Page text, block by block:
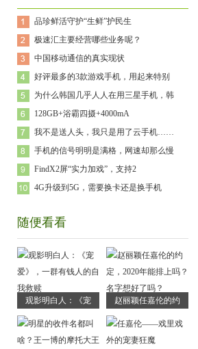
品珍鲜活守护“生鲜”护民生
极速汇主要经营哪些业务呢？
中国移动通信的真实现状
好评最多的3款游戏手机，用起来特别
为什么韩国几乎人人在用三星手机，韩
128GB+浴霸四摄+4000mA
我不是送人头，我只是用了云手机……
手机的信号明明是满格，网速却那么慢
FindX2屏“实力加戏”，支持2
4G升级到5G，需要换卡还是换手机
随便看看
观影明白人：《宠 赵丽颖任嘉伦的约